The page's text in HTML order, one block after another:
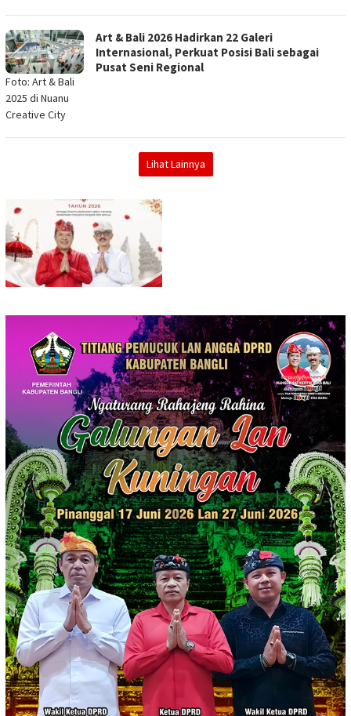
Foto: Art & Bali
2025 di Nuanu
Creative City
Art & Bali 2026 Hadirkan 22 Galeri
Internasional, Perkuat Posisi Bali sebagai
Pusat Seni Regional
Lihat Lainnya